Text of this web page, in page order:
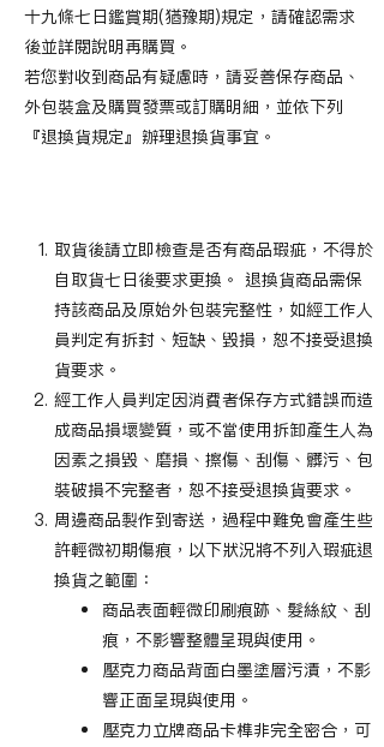
十九條七日鑑賞期(猶豫期)規定，請確認需求
後並詳閱說明再購買。
若您對收到商品有疑慮時，請妥善保存商品、
外包裝盒及購買發票或訂購明細，並依下列
『退換貨規定』辦理退換貨事宜。
取貨後請立即檢查是否有商品瑕疵，不得於
自取貨七日後要求更換。 退換貨商品需保
持該商品及原始外包裝完整性，如經工作人
員判定有拆封、短缺、毀損，恕不接受退換
貨要求。
經工作人員判定因消費者保存方式錯誤而造
成商品損壞變質，或不當使用拆卸產生人為
因素之損毀、磨損、擦傷、刮傷、髒污、包
裝破損不完整者，恕不接受退換貨要求。
周邊商品製作到寄送，過程中難免會產生些
許輕微初期傷痕，以下狀況將不列入瑕疵退
換貨之範圍：
商品表面輕微印刷痕跡、髮絲紋、刮
痕，不影響整體呈現與使用。
壓克力商品背面白墨塗層污漬，不影
響正面呈現與使用。
壓克力立牌商品卡榫非完全密合，可